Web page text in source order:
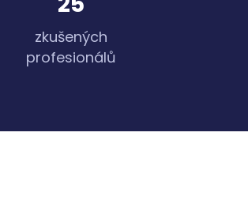
zkušených
profesionálů